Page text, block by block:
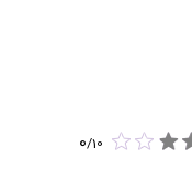
0/10